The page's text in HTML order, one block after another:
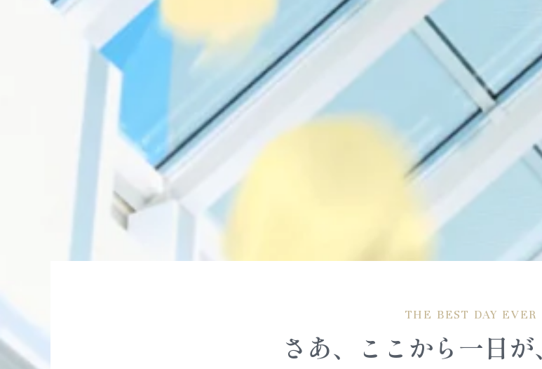
THE BEST DAY EVER
さあ、 ここから一日が、